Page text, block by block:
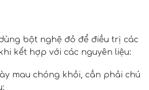
bột nghệ đỏ để điều trị các
kết hợp với các nguyên liệu:
mau chóng khỏi, cần phải chú